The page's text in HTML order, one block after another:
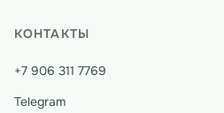
КОНТАКТЫ
+7 906 311 7769
Telegram